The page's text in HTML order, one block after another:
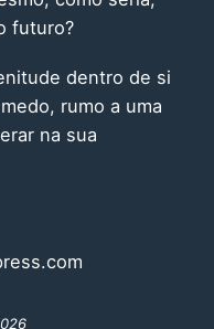
futuro?
dentro de si
rumo a uma
na sua